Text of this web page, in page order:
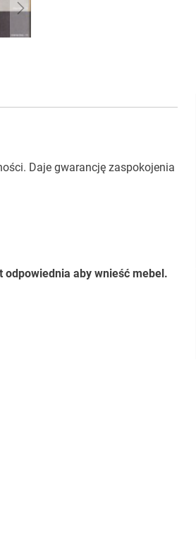
Daje gwarancję zaspokojenia
odpowiednia aby wnieść mebel.